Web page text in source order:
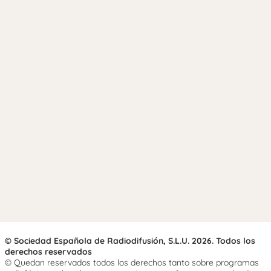
© Sociedad Española de Radiodifusión, S.L.U. 2026. Todos los
derechos reservados
© Quedan reservados todos los derechos tanto sobre programas